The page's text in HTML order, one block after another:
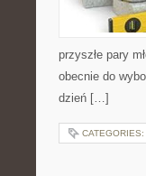
przyszłe pary
obecnie do
dzień […]
CATEGORIES: